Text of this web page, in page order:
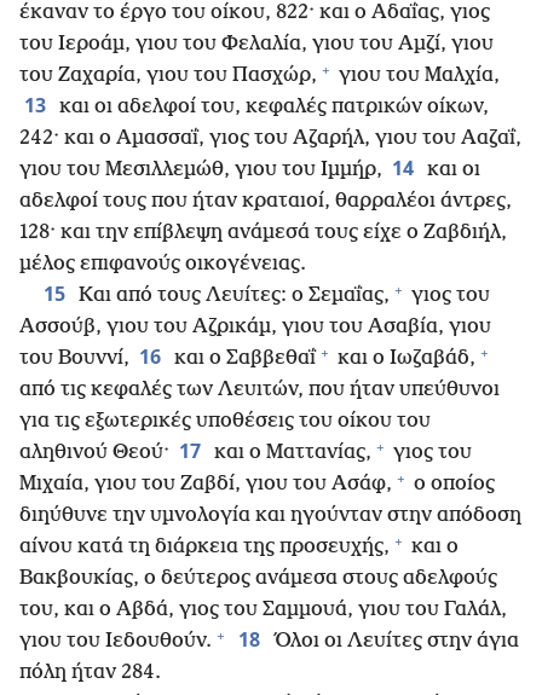
έκαναν το έργο του οίκου, 822· και ο Αδαΐας, γιος
του Ιεροάμ, γιου του Φελαλία, γιου του Αμζί, γιου
του Ζαχαρία, γιου του Πασχώρ, + γιου του Μαλχία,
13 και οι αδελφοί του, κεφαλές πατρικών οίκων,
242· και ο Αμασσαΐ, γιος του Αζαρήλ, γιου του Ααζαΐ,
γιου του Μεσιλλεμώθ, γιου του Ιμμήρ, 14 και οι
αδελφοί τους που ήταν κραταιοί, θαρραλέοι άντρες,
128· και την επίβλεψη ανάμεσά τους είχε ο Ζαβδιήλ,
μέλος επιφανούς οικογένειας.
15 Και από τους Λευίτες: ο Σεμαΐας, + γιος του
Ασσούβ, γιου του Αζρικάμ, γιου του Ασαβία, γιου
του Βουννί, 16 και ο Σαββεθαΐ + και ο Ιωζαβάδ, +
από τις κεφαλές των Λευιτών, που ήταν υπεύθυνοι
για τις εξωτερικές υποθέσεις του οίκου του
αληθινού Θεού· 17 και ο Ματτανίας, + γιος του
Μιχαία, γιου του Ζαβδί, γιου του Ασάφ, + ο οποίος
διηύθυνε την υμνολογία και ηγούνταν στην απόδοση
αίνου κατά τη διάρκεια της προσευχής, + και ο
Βακβουκίας, ο δεύτερος ανάμεσα στους αδελφούς
του, και ο Αβδά, γιος του Σαμμουά, γιου του Γαλάλ,
γιου του Ιεδουθούν. + 18 Όλοι οι Λευίτες στην άγια
πόλη ήταν 284.